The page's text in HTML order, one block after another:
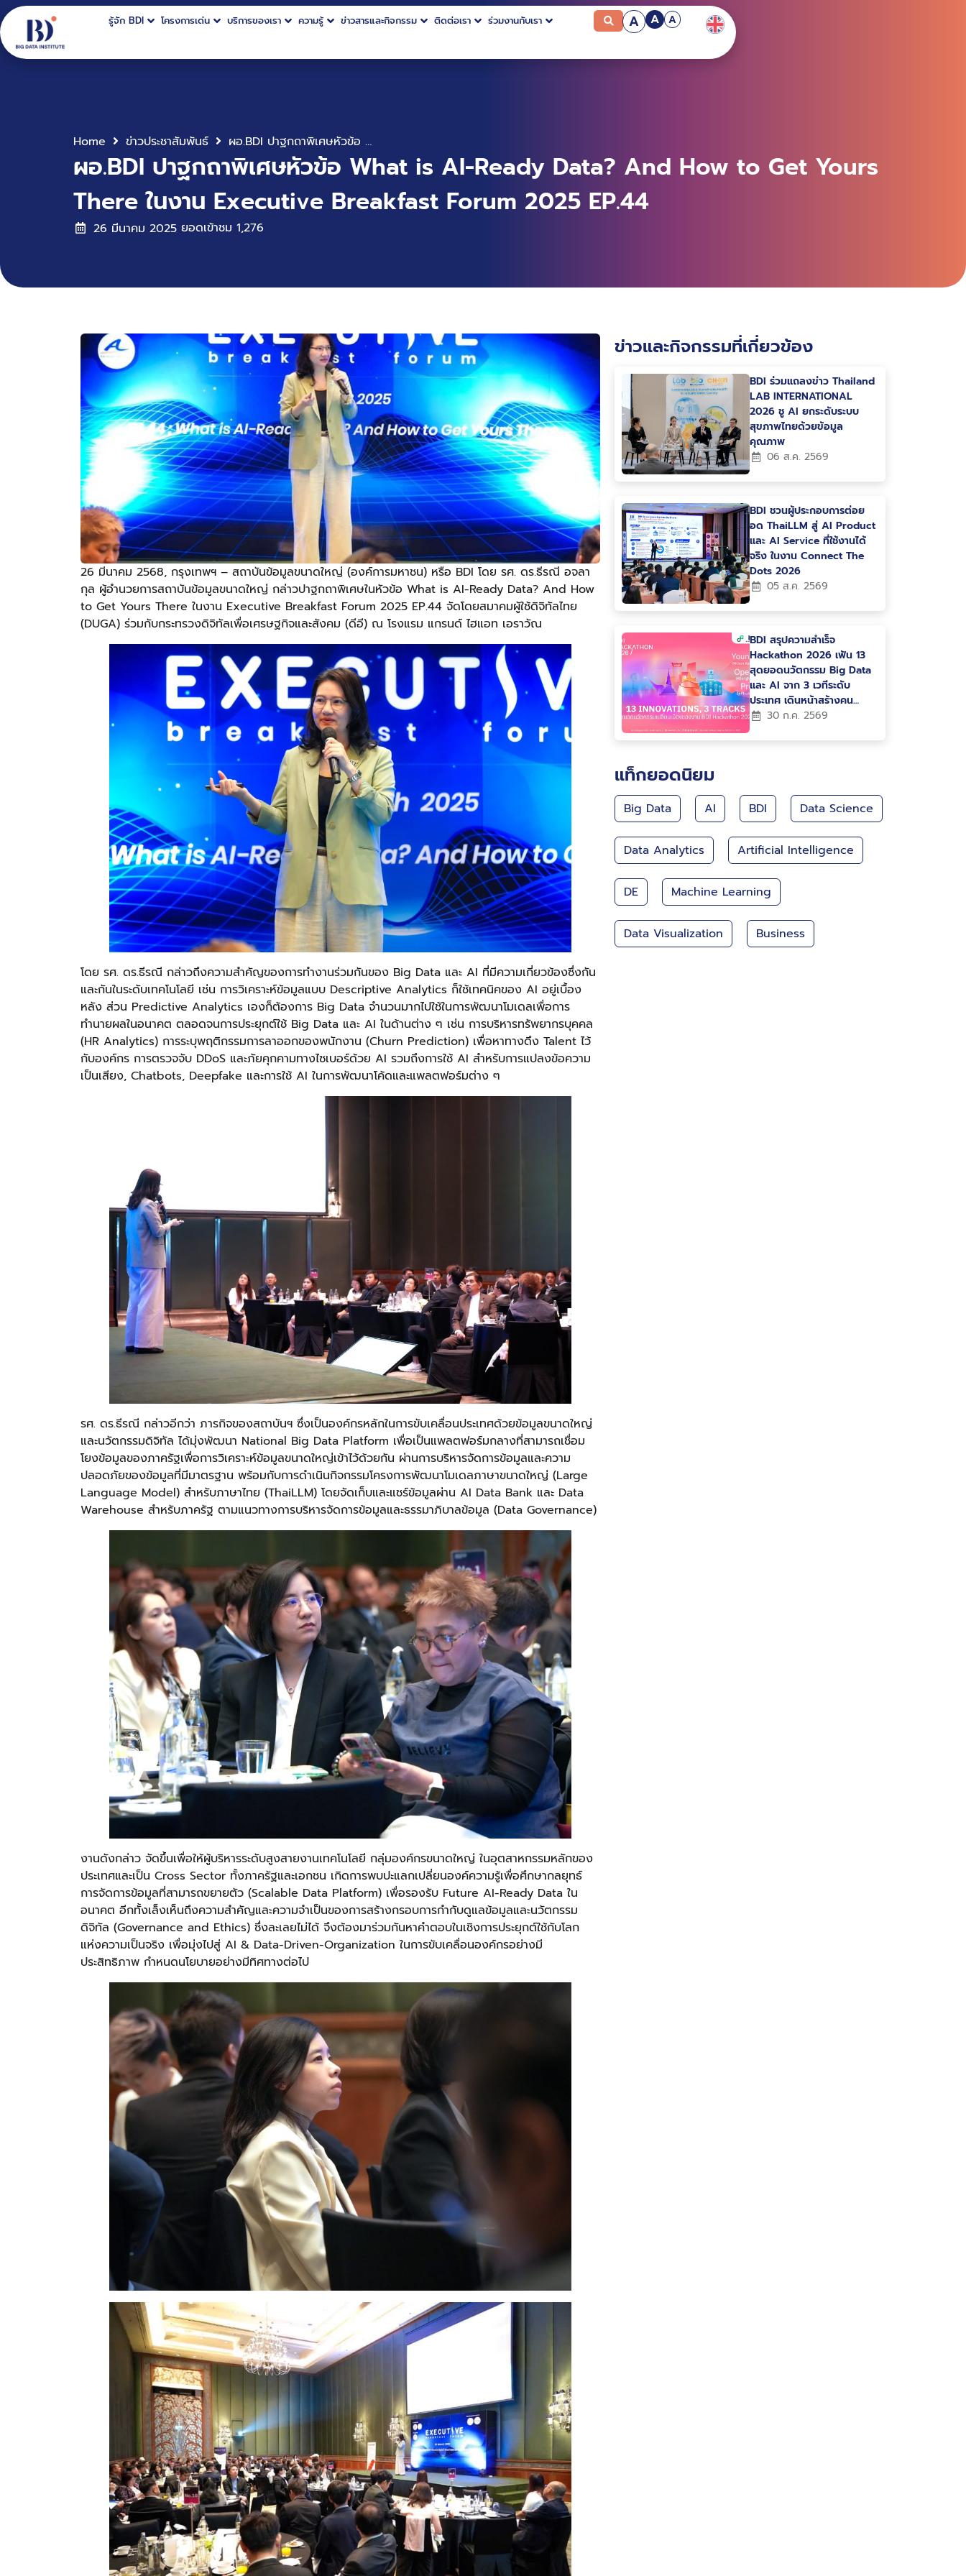
รู้จัก BDI โครงการเด่น บริการของเรา ความรู้ ข่าวสารและกิจกรรม ติดต่อเรา ร่วมงานกับเรา A A A
Home ข่าวประชาสัมพันธ์ ผอ.BDI ปาฐกถาพิเศษหัวข้อ What is AI-Ready Data? And How to Get Yours There ในงาน Executive Breakfast Forum 2025 EP.44
ผอ.BDI ปาฐกถาพิเศษหัวข้อ What is AI-Ready Data? And How to Get Yours
There ในงาน Executive Breakfast Forum 2025 EP.44
26 มีนาคม 2025 ยอดเข้าชม 1,276
26 มีนาคม 2568, กรุงเทพฯ – สถาบันข้อมูลขนาดใหญ่ (องค์การมหาชน) หรือ BDI โดย รศ. ดร.ธีรณี อจลา
กุล ผู้อำนวยการสถาบันข้อมูลขนาดใหญ่ กล่าวปาฐกถาพิเศษในหัวข้อ What is AI-Ready Data? And How
to Get Yours There ในงาน Executive Breakfast Forum 2025 EP.44 จัดโดยสมาคมผู้ใช้ดิจิทัลไทย
(DUGA) ร่วมกับกระทรวงดิจิทัลเพื่อเศรษฐกิจและสังคม (ดีอี) ณ โรงแรม แกรนด์ ไฮแอท เอราวัณ
โดย รศ. ดร.ธีรณี กล่าวถึงความสำคัญของการทำงานร่วมกันของ Big Data และ AI ที่มีความเกี่ยวข้องซึ่งกัน
และกันในระดับเทคโนโลยี เช่น การวิเคราะห์ข้อมูลแบบ Descriptive Analytics ก็ใช้เทคนิคของ AI อยู่เบื้อง
หลัง ส่วน Predictive Analytics เองก็ต้องการ Big Data จำนวนมากไปใช้ในการพัฒนาโมเดลเพื่อการ
ทำนายผลในอนาคต ตลอดจนการประยุกต์ใช้ Big Data และ AI ในด้านต่าง ๆ เช่น การบริหารทรัพยากรบุคคล
(HR Analytics) การระบุพฤติกรรมการลาออกของพนักงาน (Churn Prediction) เพื่อหาทางดึง Talent ไว้
กับองค์กร การตรวจจับ DDoS และภัยคุกคามทางไซเบอร์ด้วย AI รวมถึงการใช้ AI สำหรับการแปลงข้อความ
เป็นเสียง, Chatbots, Deepfake และการใช้ AI ในการพัฒนาโค้ดและแพลตฟอร์มต่าง ๆ
รศ. ดร.ธีรณี กล่าวอีกว่า ภารกิจของสถาบันฯ ซึ่งเป็นองค์กรหลักในการขับเคลื่อนประเทศด้วยข้อมูลขนาดใหญ่
และนวัตกรรมดิจิทัล ได้มุ่งพัฒนา National Big Data Platform เพื่อเป็นแพลตฟอร์มกลางที่สามารถเชื่อม
โยงข้อมูลของภาครัฐเพื่อการวิเคราะห์ข้อมูลขนาดใหญ่เข้าไว้ด้วยกัน ผ่านการบริหารจัดการข้อมูลและความ
ปลอดภัยของข้อมูลที่มีมาตรฐาน พร้อมกับการดำเนินกิจกรรมโครงการพัฒนาโมเดลภาษาขนาดใหญ่ (Large
Language Model) สำหรับภาษาไทย (ThaiLLM) โดยจัดเก็บและแชร์ข้อมูลผ่าน AI Data Bank และ Data
Warehouse สำหรับภาครัฐ ตามแนวทางการบริหารจัดการข้อมูลและธรรมาภิบาลข้อมูล (Data Governance)
งานดังกล่าว จัดขึ้นเพื่อให้ผู้บริหารระดับสูงสายงานเทคโนโลยี กลุ่มองค์กรขนาดใหญ่ ในอุตสาหกรรมหลักของ
ประเทศและเป็น Cross Sector ทั้งภาครัฐและเอกชน เกิดการพบปะแลกเปลี่ยนองค์ความรู้เพื่อศึกษากลยุทธ์
การจัดการข้อมูลที่สามารถขยายตัว (Scalable Data Platform) เพื่อรองรับ Future AI-Ready Data ใน
อนาคต อีกทั้งเล็งเห็นถึงความสำคัญและความจำเป็นของการสร้างกรอบการกำกับดูแลข้อมูลและนวัตกรรม
ดิจิทัล (Governance and Ethics) ซึ่งละเลยไม่ได้ จึงต้องมาร่วมกันหาคำตอบในเชิงการประยุกต์ใช้กับโลก
แห่งความเป็นจริง เพื่อมุ่งไปสู่ AI & Data-Driven-Organization ในการขับเคลื่อนองค์กรอย่างมี
ประสิทธิภาพ กำหนดนโยบายอย่างมีทิศทางต่อไป
ข่าวและกิจกรรมที่เกี่ยวข้อง
BDI ร่วมแถลงข่าว Thailand
LAB INTERNATIONAL
2026 ชู AI ยกระดับระบบ
สุขภาพไทยด้วยข้อมูล
คุณภาพ
06 ส.ค. 2569
BDI ชวนผู้ประกอบการต่อย
อด ThaiLLM สู่ AI Product
และ AI Service ที่ใช้งานได้
จริง ในงาน Connect The
Dots 2026
05 ส.ค. 2569
BDI สรุปความสำเร็จ
Hackathon 2026 เฟ้น 13
สุดยอดนวัตกรรม Big Data
และ AI จาก 3 เวทีระดับ
ประเทศ เดินหน้าสร้างคน
สร้างนวัตกรรม ขับเคลื่อน
30 ก.ค. 2569
แท็กยอดนิยม
Big Data AI BDI Data Science
Data Analytics Artificial Intelligence
DE Machine Learning
Data Visualization Business